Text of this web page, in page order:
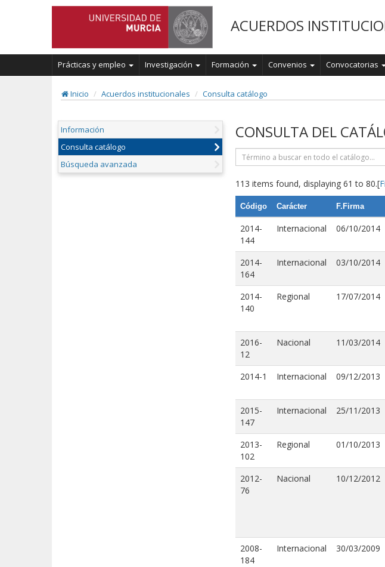
ACUERDOS
Prácticas y empleo Investigación Formación Convenios Convocatorias
Inicio Acuerdos institucionales Consulta catálogo
Información
Consulta catálogo
Búsqueda avanzada
CONSULTA DEL
113 items found, displaying 61 to 80.[
Código Carácter F.Firma
2014-
144
Internacional 06/10/2014
2014-
164
Internacional 03/10/2014
2014-
140
Regional 17/07/2014
2016-
12
Nacional 11/03/2014
2014-1 Internacional 09/12/2013
2015-
147
Internacional 25/11/2013
2013-
102
Regional 01/10/2013
2012-
76
Nacional 10/12/2012
2008-
184
Internacional 30/03/2009